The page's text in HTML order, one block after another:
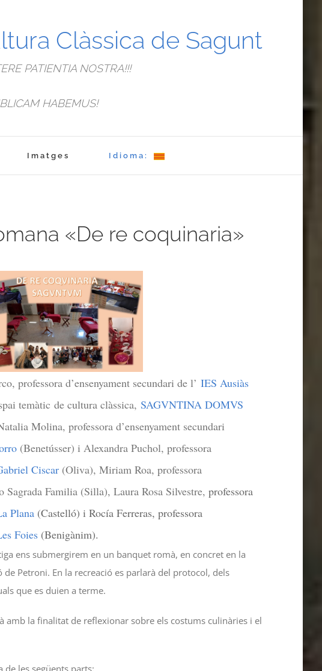
Clàssica de Sagunt
PATIENTIA NOSTRA!!!
HABEMUS!
Imatges Idioma:
«De re coquinaria»
professora d’ensenyament secundari de l’ IES Ausiàs
temàtic de cultura clàssica, SAGVNTINA DOMVS
Molina, professora d’ensenyament secundari
(Benetússer) i Alexandra Puchol, professora
Ciscar(Oliva), Miriam Roa, professora
Sagrada Familia (Silla), Laura Rosa Silvestre, professora
Plana(Castelló) i Rocía Ferreras, professora
Foies(Benigànim).
ens submergirem en un banquet romà, en concret en la
Petroni. En la recreació es parlarà del protocol, dels
que es duien a terme.
amb la finalitat de reflexionar sobre els costums culinàries i el